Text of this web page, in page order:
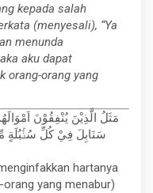
kepada salah
(menyesali), “Ya
menunda
aku dapat
orang-orang yang
مَثَلُ الَّذِيْنَ يُنْفِقُوْنَ
سَنَابِلَ فِيْ كُلِّ سُنْۢبُلَةٍ
hartanya
yang menabur)